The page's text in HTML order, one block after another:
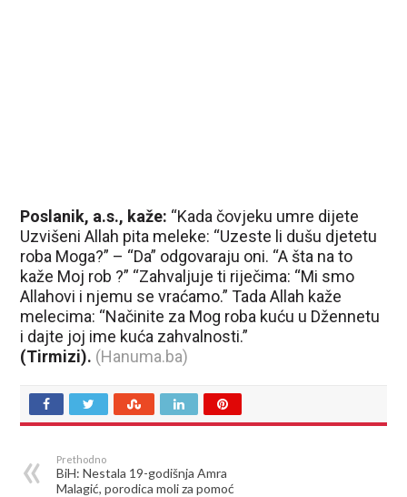
Poslanik, a.s., kaže: “Kada čovjeku umre dijete
Uzvišeni Allah pita meleke: “Uzeste li dušu djetetu
roba Moga?” – “Da” odgovaraju oni. “A šta na to
kaže Moj rob ?” “Zahvaljuje ti riječima: “Mi smo
Allahovi i njemu se vraćamo.” Tada Allah kaže
melecima: “Načinite za Mog roba kuću u Džennetu
i dajte joj ime kuća zahvalnosti.”
(Tirmizi). (Hanuma.ba)
Prethodno
BiH: Nestala 19-godišnja Amra
Malagić, porodica moli za pomoć